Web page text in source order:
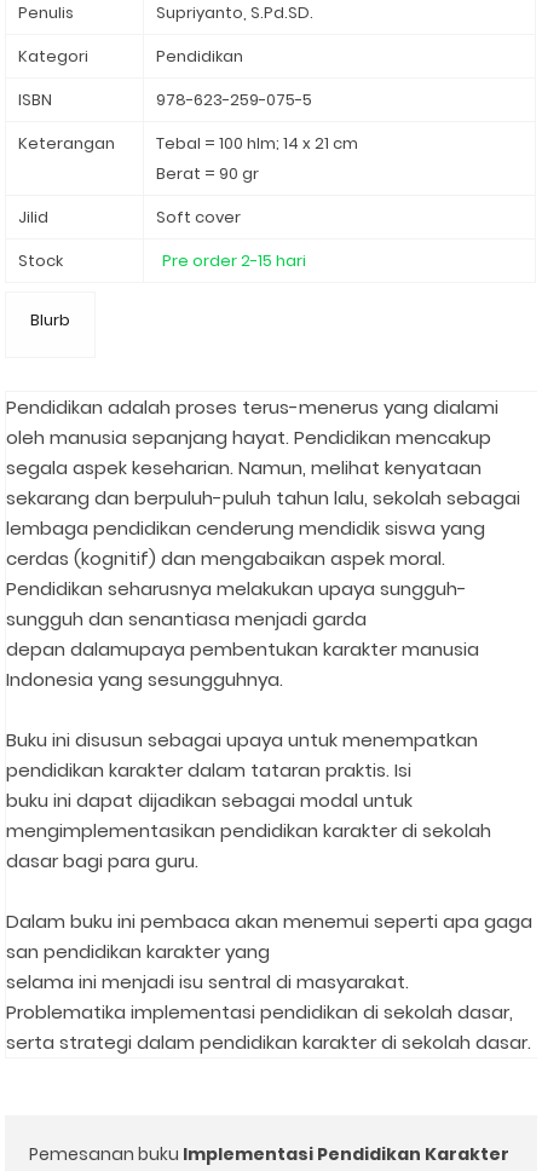
Penulis
Supriyanto, S.Pd.SD.⁣
Kategori
Pendidikan ⁣
ISBN
978-623-259-075-5
Keterangan
Tebal = 100 hlm; 14 x 21 cm
Berat = 90 gr
Jilid
Soft cover
Stock
Pre order 2-15 hari
Blurb
Pendidikan adalah proses terus-menerus yang dialami
oleh manusia sepanjang hayat. Pendidikan mencakup
segala aspek keseharian. Namun, melihat kenyataan
sekarang dan berpuluh-puluh tahun lalu, sekolah sebagai
lembaga pendidikan cenderung mendidik siswa yang
cerdas (kognitif) dan mengabaikan aspek moral.
Pendidikan seharusnya melakukan upaya sungguh-
sungguh dan senantiasa menjadi garda
depan dalamupaya pembentukan karakter manusia
Indonesia yang sesungguhnya.⁣
Buku ini disusun sebagai upaya untuk menempatkan
pendidikan karakter dalam tataran praktis. Isi
buku ini dapat dijadikan sebagai modal untuk
mengimplementasikan pendidikan karakter di sekolah
dasar bagi para guru.⁣
Dalam buku ini pembaca akan menemui seperti apa gaga
san pendidikan karakter yang
selama ini menjadi isu sentral di masyarakat.
Problematika implementasi pendidikan di sekolah dasar,
serta strategi dalam pendidikan karakter di sekolah dasar.⁣
Pemesanan buku Implementasi Pendidikan Karakter